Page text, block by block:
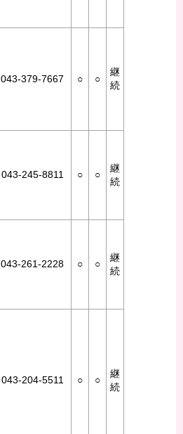
043-379-7667 ○ ○
継
続
043-245-8811 ○ ○
継
続
043-261-2228 ○ ○
継
続
043-204-5511 ○ ○
継
続